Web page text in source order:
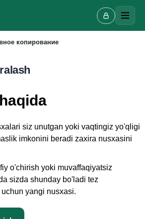
копирование
siz unutgan yoki vaqtingiz yo'qligi
imkonini beradi zaxira nusxasini
o'chirish yoki muvaffaqiyatsiz
sizda shunday bo'ladi tez
yangi nusxasi.